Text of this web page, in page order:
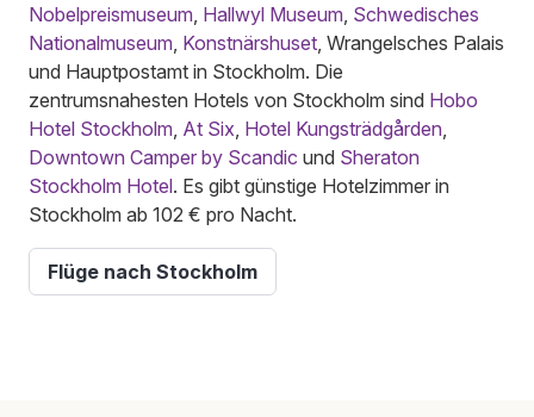
Nobelpreismuseum, Hallwyl Museum, Schwedisches
Nationalmuseum, Konstnärshuset, Wrangelsches Palais
und Hauptpostamt in Stockholm. Die
zentrumsnahesten Hotels von Stockholm sind Hobo
Hotel Stockholm, At Six, Hotel Kungsträdgården,
Downtown Camper by Scandic und Sheraton
Stockholm Hotel. Es gibt günstige Hotelzimmer in
Stockholm ab 102 € pro Nacht.
Flüge nach Stockholm